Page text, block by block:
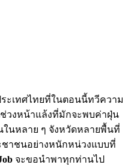
ะเทศไทยที่ในตอนนี้ทวีความ
วงหน้าแล้งที่มักจะพบค่าฝุ่น
ในหลาย ๆ จังหวัดหลายพื้นที่
าชนอย่างหนักหน่วงแบบที่
จะขอนำพาทุกท่านไป